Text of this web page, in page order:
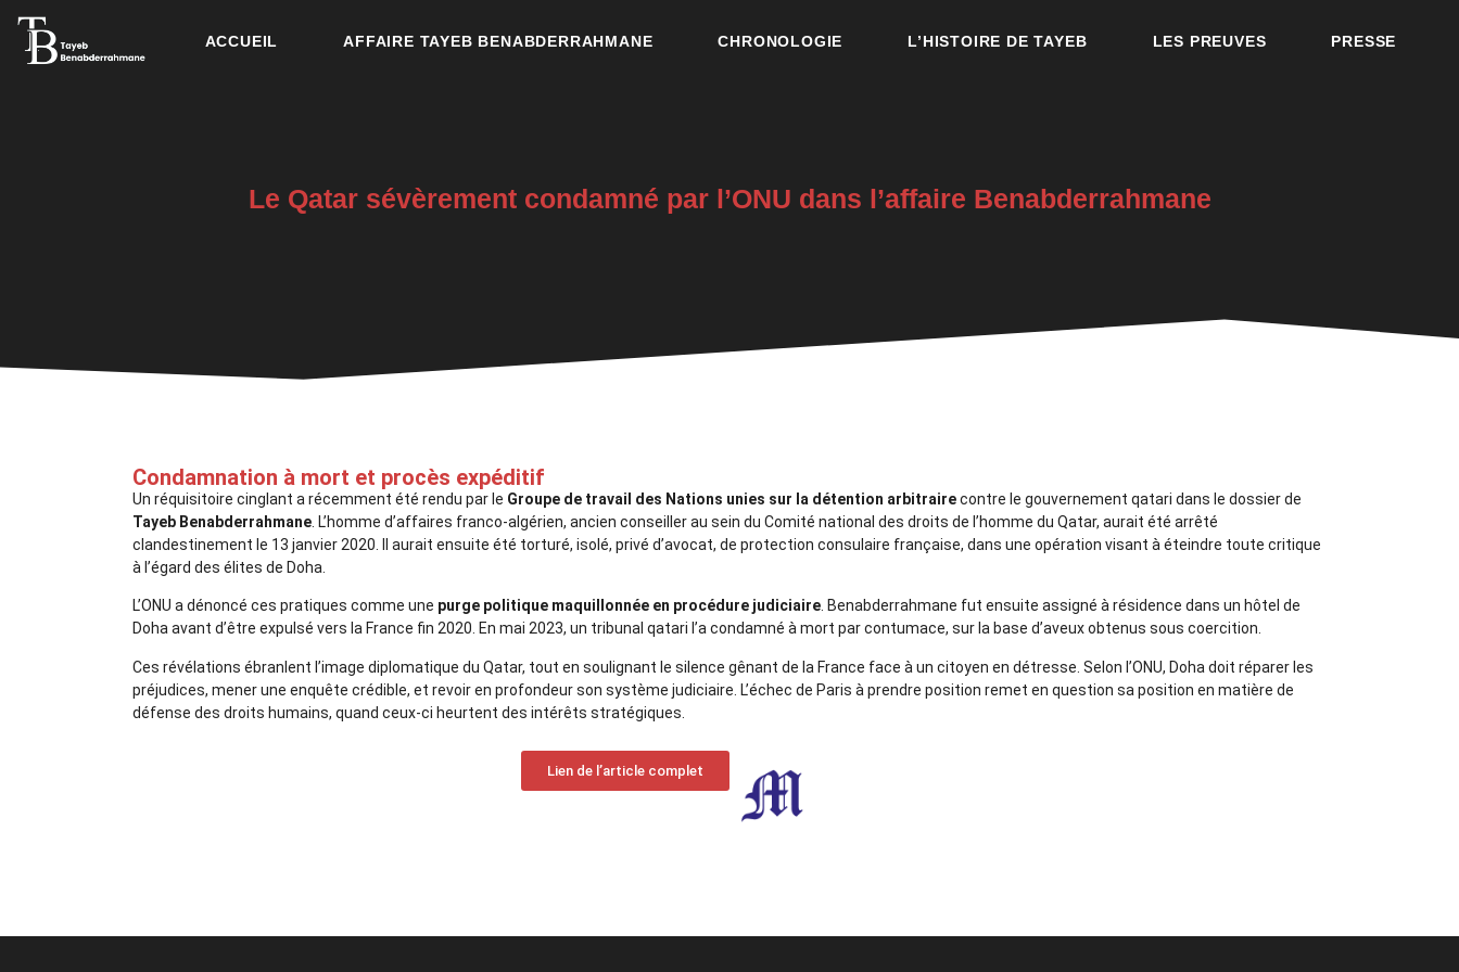
ACCUEIL AFFAIRE TAYEB BENABDERRAHMANE CHRONOLOGIE L’HISTOIRE DE TAYEB LES PREUVES PRESSE
Le Qatar sévèrement condamné par l’ONU dans l’affaire Benabderrahmane
Condamnation à mort et procès expéditif
Un réquisitoire cinglant a récemment été rendu par le Groupe de travail des Nations unies sur la détention arbitrairecontre le gouvernement qatari dans le dossier de
Tayeb Benabderrahmane . L’homme d’affaires franco‑algérien, ancien conseiller au sein du Comité national des droits de l’homme du Qatar, aurait été arrêté
clandestinement le 13 janvier 2020. Il aurait ensuite été torturé, isolé, privé d’avocat, de protection consulaire française, dans une opération visant à éteindre toute critique
à l’égard des élites de Doha.
L’ONU a dénoncé ces pratiques comme une purge politique maquillonnée en procédure judiciaire. Benabderrahmane fut ensuite assigné à résidence dans un hôtel de
Doha avant d’être expulsé vers la France fin 2020. En mai 2023, un tribunal qatari l’a condamné à mort par contumace, sur la base d’aveux obtenus sous coercition.
Ces révélations ébranlent l’image diplomatique du Qatar, tout en soulignant le silence gênant de la France face à un citoyen en détresse. Selon l’ONU, Doha doit réparer les
préjudices, mener une enquête crédible, et revoir en profondeur son système judiciaire. L’échec de Paris à prendre position remet en question sa position en matière de
défense des droits humains, quand ceux-ci heurtent des intérêts stratégiques.
Lien de l’article complet